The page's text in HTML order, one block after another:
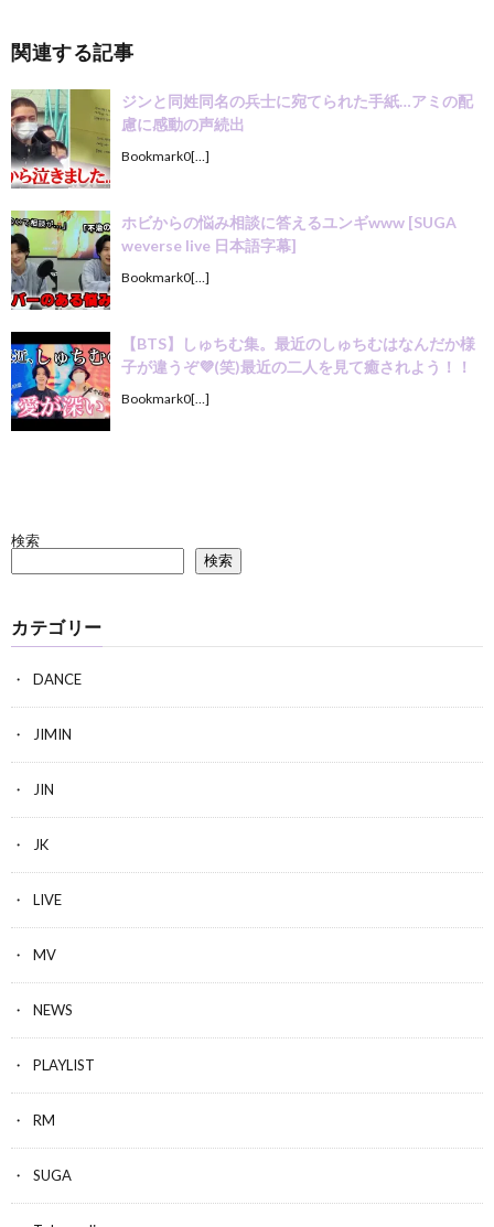
関連する記事
ジンと同姓同名の兵士に宛てられた手紙…アミの配
慮に感動の声続出
Bookmark0[…]
ホビからの悩み相談に答えるユンギwww [SUGA
weverse live 日本語字幕]
Bookmark0[…]
【BTS】しゅちむ集。最近のしゅちむはなんだか様
子が違うぞ💜(笑)最近の二人を見て癒されよう！！
Bookmark0[…]
検索
検索
カテゴリー
DANCE
JIMIN
JIN
JK
LIVE
MV
NEWS
PLAYLIST
RM
SUGA